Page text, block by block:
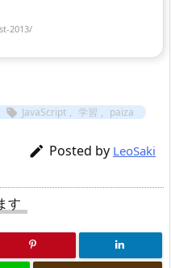
2013/
 JavaScript , 学習 , paiza
 Posted by LeoSaki
す